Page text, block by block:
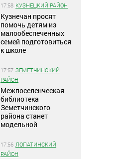
17:58 КУЗНЕЦКИЙ РАЙОН
Кузнечан просят
помочь детям из
малообеспеченных
семей подготовиться
к школе
17:57 ЗЕМЕТЧИНСКИЙ
РАЙОН
Межпоселенческая
библиотека
Земетчинского
района станет
модельной
17:56 ЛОПАТИНСКИЙ
РАЙОН